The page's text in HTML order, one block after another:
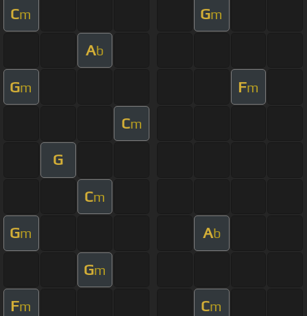
Cm Gm
Ab
Gm Fm
Cm
G
Cm
Gm Ab
Gm
Fm Cm